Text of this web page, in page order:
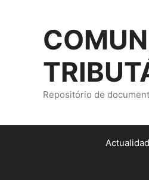
Repositório de